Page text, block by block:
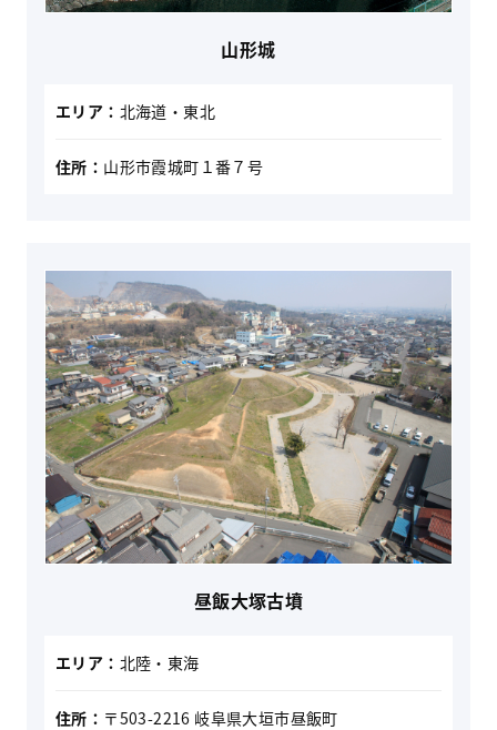
山形城
エリア： 北海道・東北
住所： 山形市霞城町１番７号
昼飯大塚古墳
エリア： 北陸・東海
住所： 〒503-2216 岐阜県大垣市昼飯町